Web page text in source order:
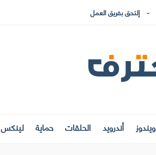
إلتحق بفريق العمل
ويندوز أندرويد الحلقات حماية لينكس